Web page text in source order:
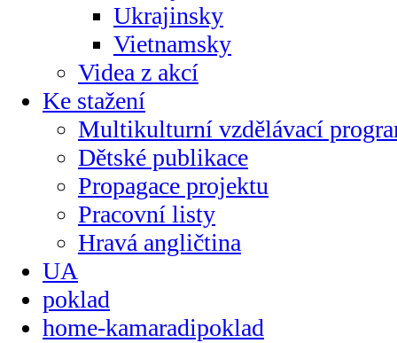
Ukrajinsky
Vietnamsky
Videa z akcí
Ke stažení
Multikulturní vzdělávací
Dětské publikace
Propagace projektu
Pracovní listy
Hravá angličtina
UA
poklad
home-kamaradipoklad